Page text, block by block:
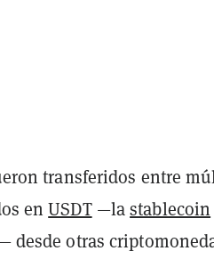
transferidos entre
enUSDT—lastablecoin
desde otras